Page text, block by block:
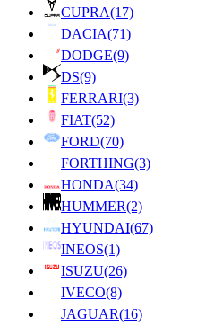
CUPRA(17)
DACIA(71)
DODGE(9)
DS(9)
FERRARI(3)
FIAT(52)
FORD(70)
FORTHING(3)
HONDA(34)
HUMMER(2)
HYUNDAI(67)
INEOS(1)
ISUZU(26)
IVECO(8)
JAGUAR(16)